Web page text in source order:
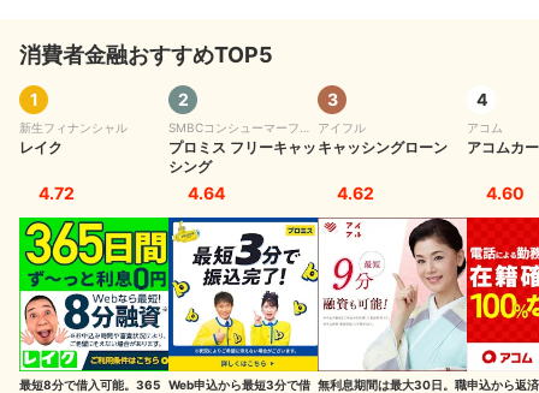
消費者金融おすすめTOP5
1
新生フィナンシャル
レイク
4.72
最短8分で借入可能。365
2
SMBCコンシューマーファ
イナンス
プロミス フリーキャッ
シング
4.64
Web申込から最短3分で借
3
アイフル
キャッシングローン
4.62
無利息期間は最大30日。職
4
アコム
アコムカ
4.60
申込から返